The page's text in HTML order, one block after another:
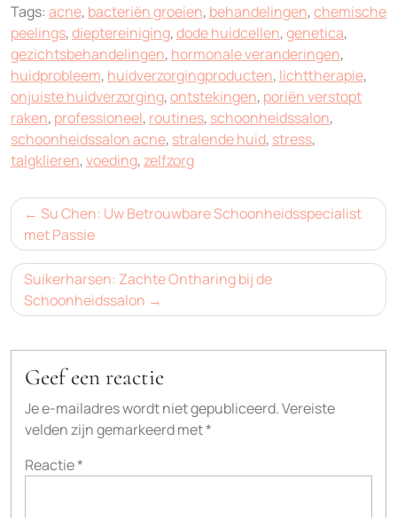
Tags: acne, bacteriën groeien, behandelingen,chemische
peelings,dieptereiniging,dode huidcellen,genetica,
gezichtsbehandelingen, hormonale veranderingen,
huidprobleem, huidverzorgingproducten, lichttherapie,
onjuiste huidverzorging,ontstekingen, poriën verstopt
raken, professioneel, routines, schoonheidssalon,
schoonheidssalon acne, stralende huid, stress,
talgklieren,voeding,zelfzorg
Bericht
navigatie
Su Chen: Uw Betrouwbare Schoonheidsspecialist
met Passie
Suikerharsen: Zachte Ontharing bij de
Schoonheidssalon
Geef een reactie
Je e-mailadres wordt niet gepubliceerd.Vereiste
velden zijn gemarkeerd met*
Reactie*